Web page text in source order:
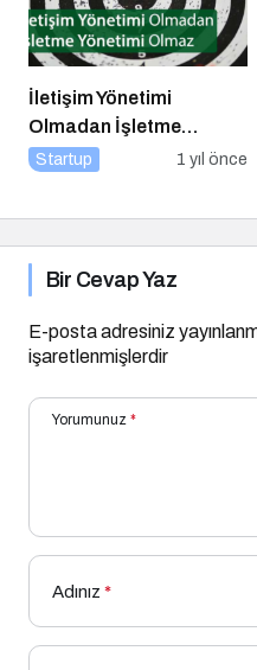
İletişim Yönetimi
Olmadan İşletme
Yönetimi Olmaz
Startup 1 yıl önce
Bir Cevap Yaz
E-posta adresiniz
işaretlenmişlerdir
Yorumunuz *
Adınız *